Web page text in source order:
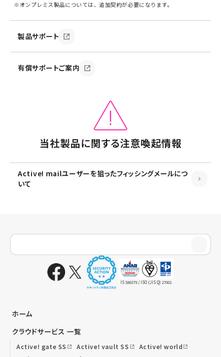
※オンプレミス製品については、追加契約が必要になります。
製品サポート
有償サポートご案内
当社製品に関する注意喚起情報
Active! mailユーザーを狙ったフィッシングメールにつ
いて
IS 586579 / ISO (JIS Q) 27001
ホーム
クラウドサービス 一覧
Active! gate SS Active! vault SS
Active! world